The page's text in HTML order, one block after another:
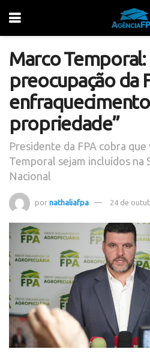
Marco Temporal:
preocupação da
propriedade”
Presidente da FPA cobra
Temporal sejam incluídos na
Nacional
por nathaliafpa 24 de